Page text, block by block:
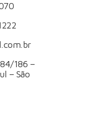
186 –
– São